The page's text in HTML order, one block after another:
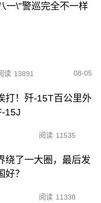
一\"警巡完全不一样
读 13891 08-05
打！歼-15T百公里外
15J
阅读 11535
绕了一大圈，最后发
好？
阅读 11338